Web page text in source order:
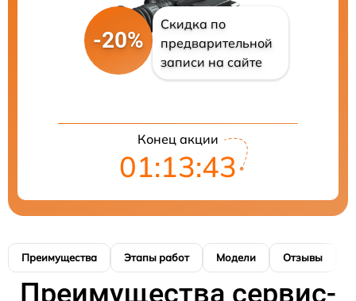
-20%
Скидка по
предварительной
записи на сайте
Конец акции
01:13:42
Преимущества Этапы работ Модели Отзывы
Преимущества сервис-